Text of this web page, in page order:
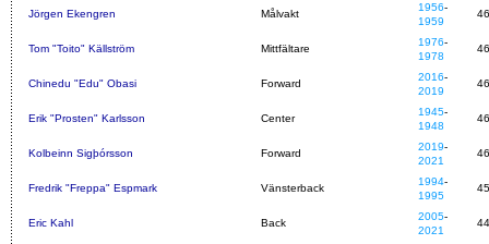
Jörgen Ekengren Målvakt
1956-
1959
46
Tom "Toito" Källström Mittfältare
1976-
1978
46
Chinedu "Edu" Obasi Forward
2016-
2019
46
Erik "Prosten" Karlsson Center
1945-
1948
46
Kolbeinn Sigþórsson Forward
2019-
2021
46
Fredrik "Freppa" Espmark Vänsterback
1994-
1995
45
Eric Kahl Back
2005-
2021
44